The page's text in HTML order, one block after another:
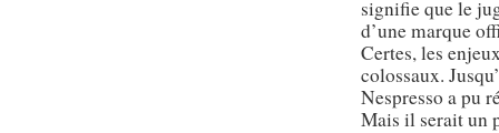
signifie que le
d’une marque
Certes, les
colossaux.
Nespresso a pu
Mais il serait un